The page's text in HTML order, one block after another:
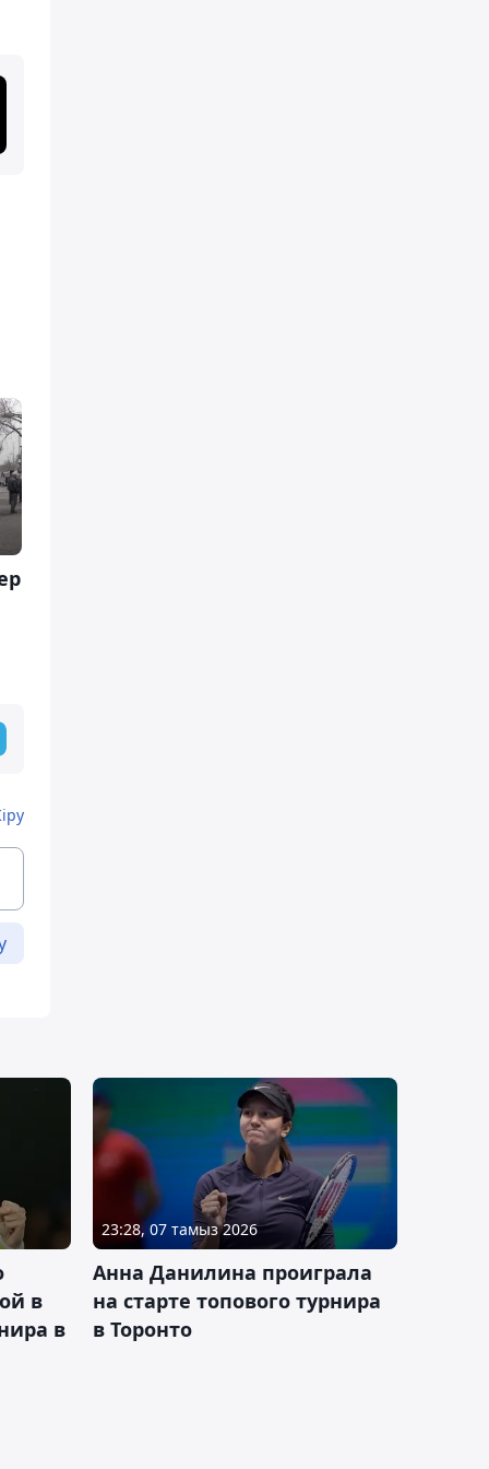
в
в
23:28, 07 тамыз 2026
Анна Данилина проиграла
на старте топового турнира
в Торонто